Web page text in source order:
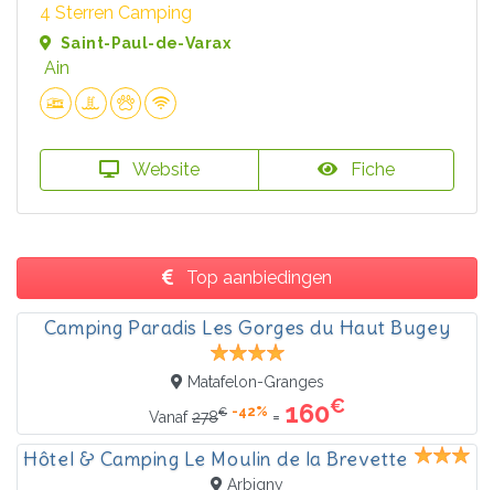
4 Sterren Camping
Saint-Paul-de-Varax
Ain
Website Fiche
Top aanbiedingen
Camping Paradis Les Gorges du Haut Bugey
Matafelon-Granges
Vanaf278€ -42% = 160€
Hôtel & Camping Le Moulin de la Brevette
Arbigny